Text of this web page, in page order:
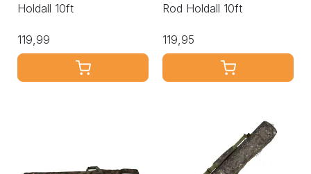
Holdall 10ft
119,99
Rod Holdall 10ft
119,95